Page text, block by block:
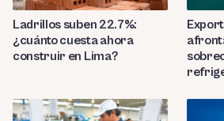
Ladrillos suben 22.7%:
¿cuánto cuesta ahora
construir en Lima?